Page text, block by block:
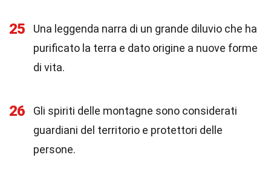
25
Una leggenda narra di un grande diluvio che ha
purificato la terra e dato origine a nuove forme
di vita.
26
Gli spiriti delle montagne sono considerati
guardiani del territorio e protettori delle
persone.